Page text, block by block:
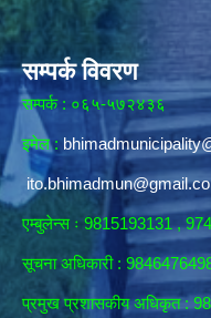
सम्पर्क विवरण
सम्पर्क : ०६५-५७२४३६
इमेल :
एम्बुलेन्स ः 9815193131 ,
सूचना अधिकारी :
प्रमुख प्रशासकीय अधिकृत :